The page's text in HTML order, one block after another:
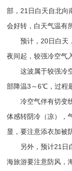
部，21日白天自北向
会好转，白天气温有
预计，20日白天，
夜间起，较强冷空气
这波属于较强冷空
部降温3～6℃，过程
冷空气伴有切变线
体感转阴冷（凉），
显，要注意添衣加被
另外，预计21日白
海旅游要注意防风，